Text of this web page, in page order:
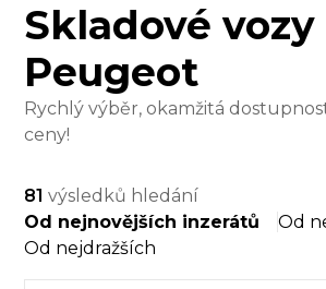
Skladové vozy
Peugeot
Rychlý výběr, okamžitá
ceny!
81výsledků hledání
Od nejnovějších inzerátů
Od
Od nejdražších